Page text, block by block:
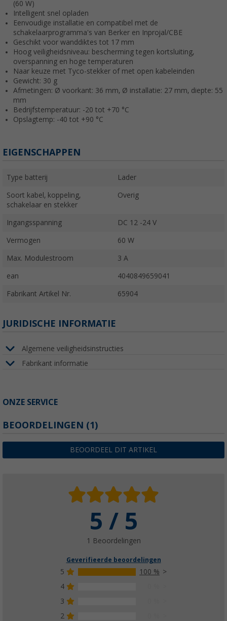
(60 W)
Intelligent snel opladen
Eenvoudige installatie en compatibel met de
schakelaarprogramma's van Berker en Inprojal/CBE
Geschikt voor wanddiktes tot 17 mm
Hoog veiligheidsniveau: bescherming tegen kortsluiting,
overspanning en hoge temperaturen
Naar keuze met Tyco-stekker of met open kabeleinden
Gewicht: 30 g
Afmetingen: Ø voorkant: 36 mm, Ø installatie: 27 mm, diepte: 55
mm
Bedrijfstemperatuur: -20 tot +70 °C
Opslagtemp: -40 tot +90 °C
EIGENSCHAPPEN
Type batterij Lader
Soort kabel, koppeling,
schakelaar en stekker
Overig
Ingangsspanning DC 12 -24 V
Vermogen 60 W
Max. Modulestroom 3 A
ean 4040849659041
Fabrikant Artikel Nr. 65904
JURIDISCHE INFORMATIE
Algemene veiligheidsinstructies
Fabrikant informatie
ONZE SERVICE
BEOORDELINGEN (1)
BEOORDEEL DIT ARTIKEL
5 / 5
1 Beoordelingen
Geverifieerde beoordelingen
5
100 %
4
3
2